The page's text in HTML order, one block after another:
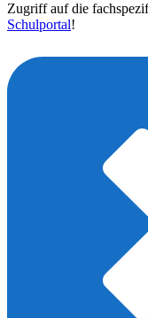
Zugriff auf die
Schulportal!